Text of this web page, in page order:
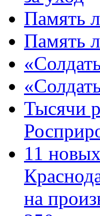
Память
Память
Тысячи
11
на